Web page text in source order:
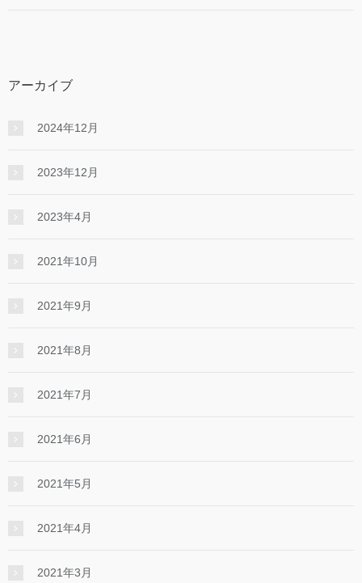
アーカイブ
2024年12月
2023年12月
2023年4月
2021年10月
2021年9月
2021年8月
2021年7月
2021年6月
2021年5月
2021年4月
2021年3月